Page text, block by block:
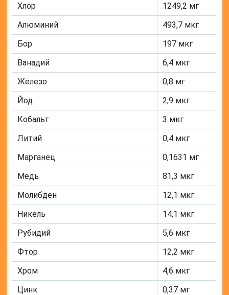
Хлор
1249,2 мг
Алюминий
493,7 мкг
Бор
197 мкг
Ванадий
6,4 мкг
Железо
0,8 мг
Йод
2,9 мкг
Кобальт
3 мкг
Литий
0,4 мкг
Марганец
0,1631 мг
Медь
81,3 мкг
Молибден
12,1 мкг
Никель
14,1 мкг
Рубидий
5,6 мкг
Фтор
12,2 мкг
Хром
4,6 мкг
Цинк
0,37 мг